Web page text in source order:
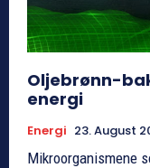
Oljebrønn-
energi
Energi 23. August
Mikroorganismene